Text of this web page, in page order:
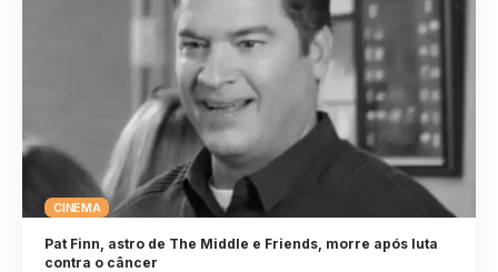
CINEMA
Pat Finn, astro de The Middle e Friends, morre após luta
contra o câncer